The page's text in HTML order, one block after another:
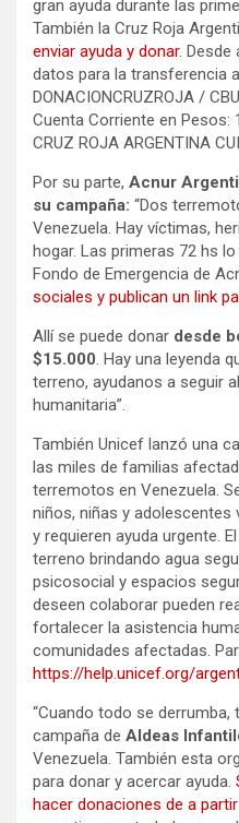
gran ayuda durante las
También la Cruz Roja
enviar ayuda y donar. Desde
datos para la transferencia
DONACIONCRUZROJA /
Cuenta Corriente en Pesos:
CRUZ ROJA ARGENTINA
Por su parte, Acnur
su campaña: “Dos
Venezuela. Hay víctimas,
hogar. Las primeras 72 hs
Fondo de Emergencia de
sociales y publican un link
Allí se puede donar desde
$15.000 . Hay una leyenda
terreno, ayudanos a seguir
humanitaria”.
También Unicef lanzó una
las miles de familias
terremotos en Venezuela.
niños, niñas y
y requieren ayuda urgente.
terreno brindando agua
psicosocial y espacios
deseen colaborar pueden
fortalecer la asistencia
comunidades afectadas.
https://help.unicef.org/
“Cuando todo se derrumba,
campaña de Aldeas
Venezuela. También esta
para donar y acercar ayuda.
hacer donaciones de a